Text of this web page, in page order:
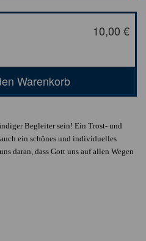
10,00 €
Begleiter sein! Ein Trost- und
ein schönes und individuelles
daran, dass Gott uns auf allen Wegen